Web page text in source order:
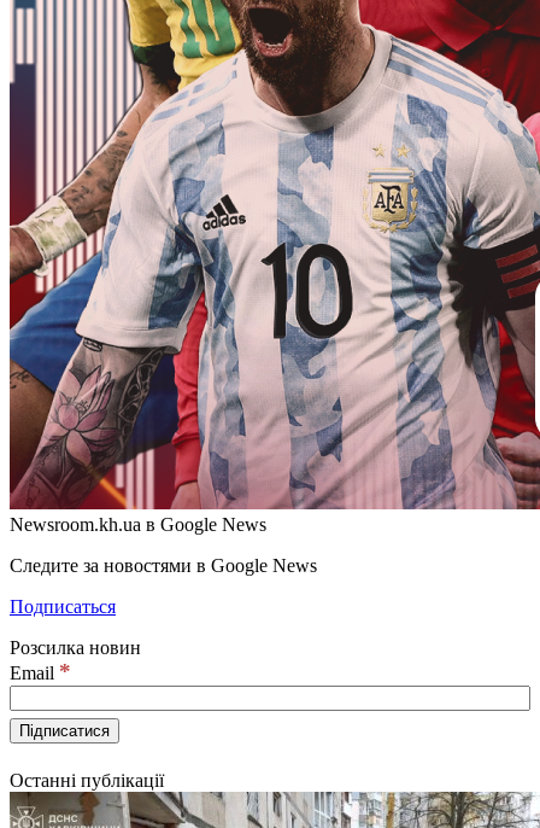
Newsroom.kh.ua в Google News
Следите за новостями в Google News
Подписаться
Розсилка новин
Email *
Останні публікації